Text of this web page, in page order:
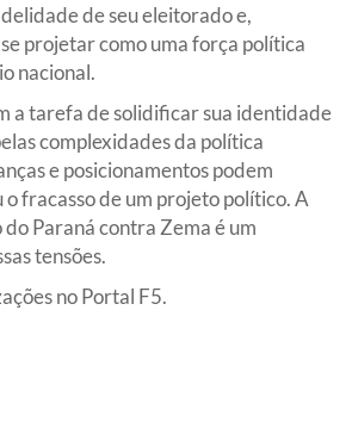
de seu eleitorado e,
projetar como uma força política
nacional.
a tarefa de solidificar sua identidade
complexidades da política
e posicionamentos podem
o fracasso de um projeto político. A
Paraná contra Zema é um
tensões.
no Portal F5.